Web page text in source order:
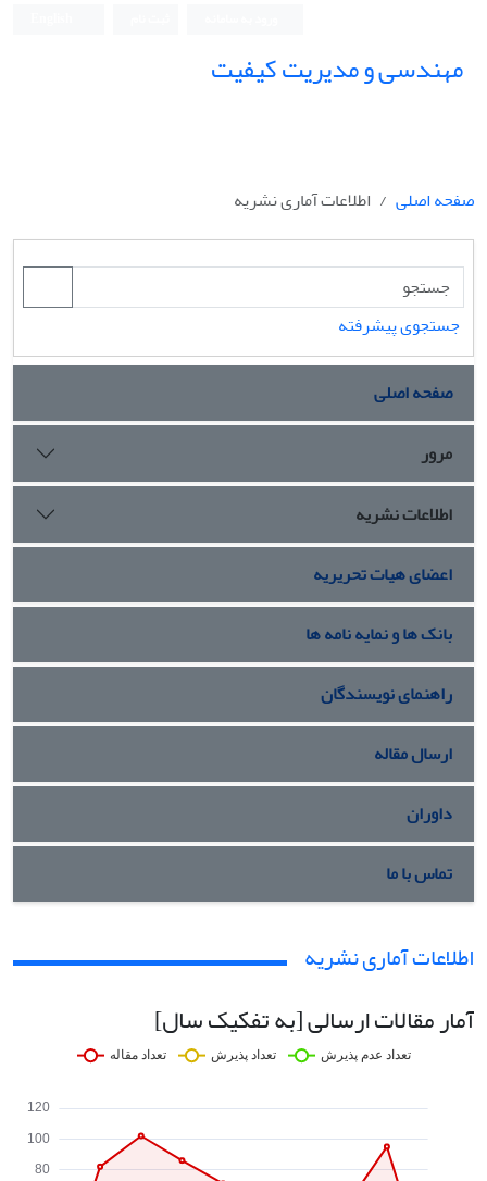
مهندسی و مدیریت کیفیت
صفحه اصلی اطلاعات آماری نشریه
جستجوی پیشرفته
صفحه اصلی
مرور
اطلاعات نشریه
اعضای هیات تحریریه
بانک ها و نمایه نامه ها
راهنمای نویسندگان
ارسال مقاله
داوران
تماس با ما
اطلاعات آماری نشریه
آمار مقالات ارسالی [به تفکیک سال]